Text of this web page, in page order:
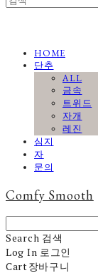
HOME
단추
ALL
금속
트위드
자개
레진
심지
자
문의
Comfy Smooth
Search 검색
Log In 로그인
Cart장바구니